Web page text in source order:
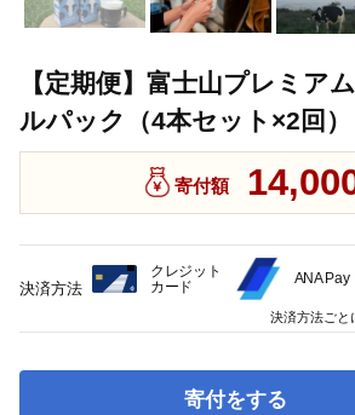
【定期便】富士山プレミア
ルパック（4本セット×2回）
寄付額
寄付をする
決済方法
クレジット
カード
ANA Pay
決済方法ごと